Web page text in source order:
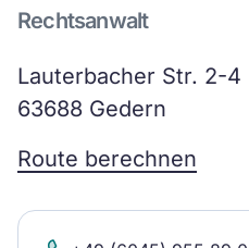
Rechtsanwalt
Lauterbacher Str. 2-4
63688 Gedern
Route berechnen